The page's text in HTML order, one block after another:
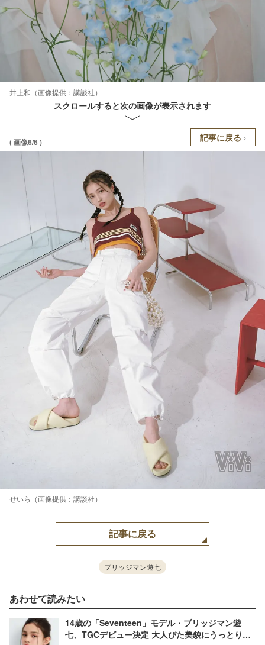
井上和（画像提供：講談社）
スクロールすると次の画像が表示されます
( 画像6/6 ) 記事に戻る
せいら（画像提供：講談社）
記事に戻る
ブリッジマン遊七
あわせて読みたい
14歳の「Seventeen」モデル・ブリッジマン遊
七、TGCデビュー決定 大人びた美貌にうっとり